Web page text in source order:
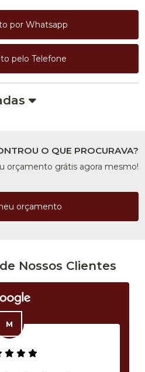
por Whatsapp
pelo Telefone
O QUE PROCURAVA?
orçamento grátis agora mesmo!
orçamento
Nossos Clientes